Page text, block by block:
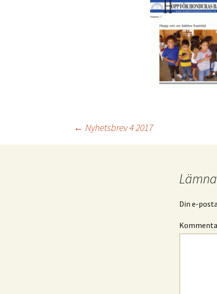
Inläggsnavigering
← Nyhetsbrev 4 2017
Din e-